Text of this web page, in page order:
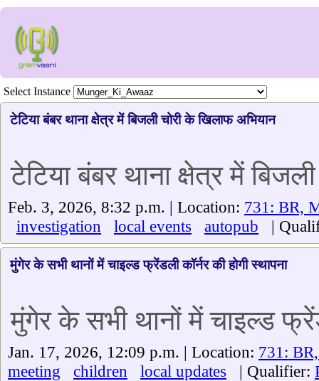
Select Instance
टेटिया बंबर थाना क्षेत्र में बिजली चोरी के खिलाफ अभियान
टेटिया बंबर थाना क्षेत्र में
Feb. 3, 2026, 8:32 p.m. | Location: 731: BR,
investigation
local events autopub |
मुंगेर के सभी थानों में चाइल्ड फ्रेंडली कॉर्नर की होगी स्थापना
मुंगेर के सभी थानों में चाइल्ड
Jan. 17, 2026, 12:09 p.m. | Location: 731:
meeting
children local updates | Qualifier: